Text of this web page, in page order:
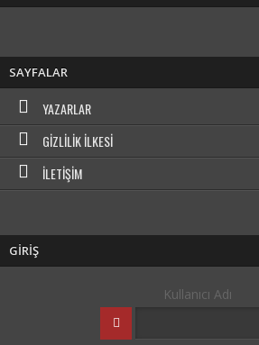
SAYFALAR
YAZARLAR
GIZLILIK İLKESI
İLETIŞIM
GİRİŞ
Kullanıcı Adı